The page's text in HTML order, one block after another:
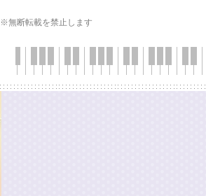
※無断転載を禁止します